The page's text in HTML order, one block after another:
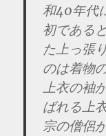
和40年代
初である
た上っ張
のは着物
上衣の袖
ばれる上
宗の僧侶